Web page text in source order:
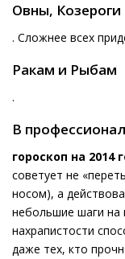
Овны,
. Сложнее всех
Ракам и Рыбам
.
В
гороскоп на 2014
советует не
носом), а
небольшие шаги на
нахрапистости
даже тех, кто